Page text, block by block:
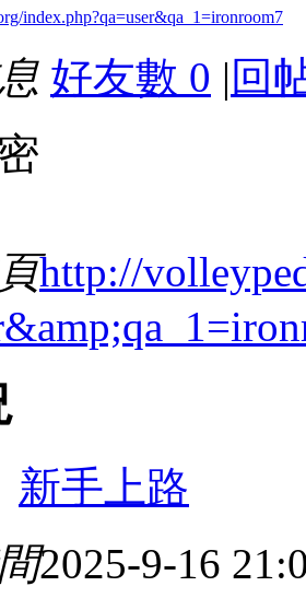
index.php?qa=user&qa_1=ironroom7
好友數 0 | 回
http://
新手上路
2025-9-16